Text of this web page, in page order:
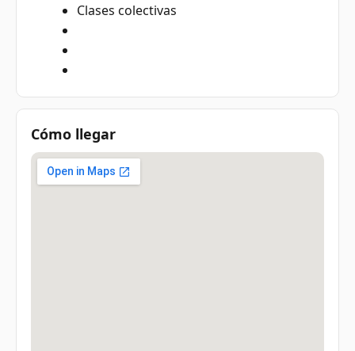
Clases colectivas
Cómo llegar